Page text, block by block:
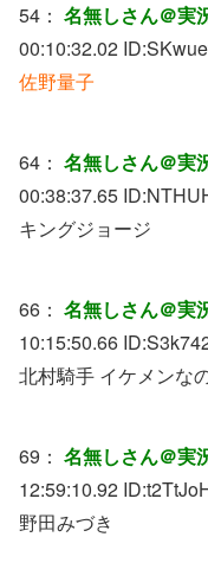
54： 名無しさん＠実
00:10:32.02 ID:
佐野量子
64： 名無しさん＠実
00:38:37.65 ID:
キングジョージ
66： 名無しさん＠実
10:15:50.66 ID:
北村騎手 イケメンな
69： 名無しさん＠実
12:59:10.92 ID:
野田みづき